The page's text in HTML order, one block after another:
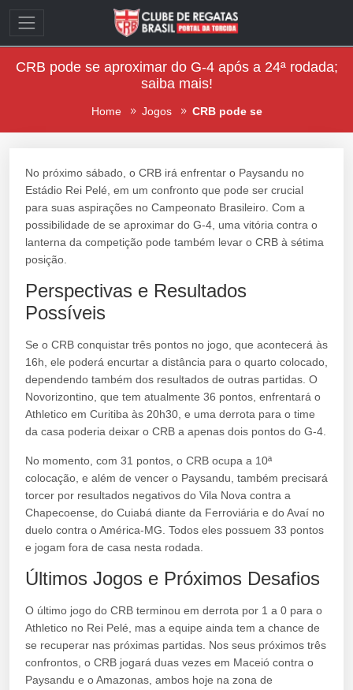
CRB pode se aproximar do G-4 após a 24ª rodada;
saiba mais!
Home Jogos CRB pode se
No próximo sábado, o CRB irá enfrentar o Paysandu no
Estádio Rei Pelé, em um confronto que pode ser crucial
para suas aspirações no Campeonato Brasileiro. Com a
possibilidade de se aproximar do G-4, uma vitória contra o
lanterna da competição pode também levar o CRB à sétima
posição.
Perspectivas e Resultados
Possíveis
Se o CRB conquistar três pontos no jogo, que acontecerá às
16h, ele poderá encurtar a distância para o quarto colocado,
dependendo também dos resultados de outras partidas. O
Novorizontino, que tem atualmente 36 pontos, enfrentará o
Athletico em Curitiba às 20h30, e uma derrota para o time
da casa poderia deixar o CRB a apenas dois pontos do G-4.
No momento, com 31 pontos, o CRB ocupa a 10ª
colocação, e além de vencer o Paysandu, também precisará
torcer por resultados negativos do Vila Nova contra a
Chapecoense, do Cuiabá diante da Ferroviária e do Avaí no
duelo contra o América-MG. Todos eles possuem 33 pontos
e jogam fora de casa nesta rodada.
Últimos Jogos e Próximos Desafios
O último jogo do CRB terminou em derrota por 1 a 0 para o
Athletico no Rei Pelé, mas a equipe ainda tem a chance de
se recuperar nas próximas partidas. Nos seus próximos três
confrontos, o CRB jogará duas vezes em Maceió contra o
Paysandu e o Amazonas, ambos hoje na zona de